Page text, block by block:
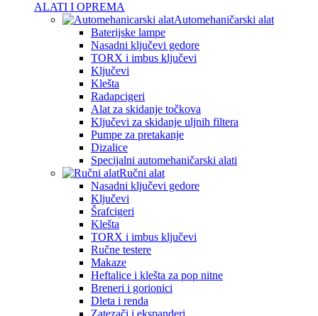
ALATI I OPREMA
Automehaničarski alat
Baterijske lampe
Nasadni ključevi gedore
TORX i imbus ključevi
Ključevi
Klešta
Radapcigeri
Alat za skidanje točkova
Ključevi za skidanje uljnih filtera
Pumpe za pretakanje
Dizalice
Specijalni automehaničarski alati
Ručni alat
Nasadni ključevi gedore
Ključevi
Šrafcigeri
Klešta
TORX i imbus ključevi
Ručne testere
Makaze
Heftalice i klešta za pop nitne
Breneri i gorionici
Dleta i renda